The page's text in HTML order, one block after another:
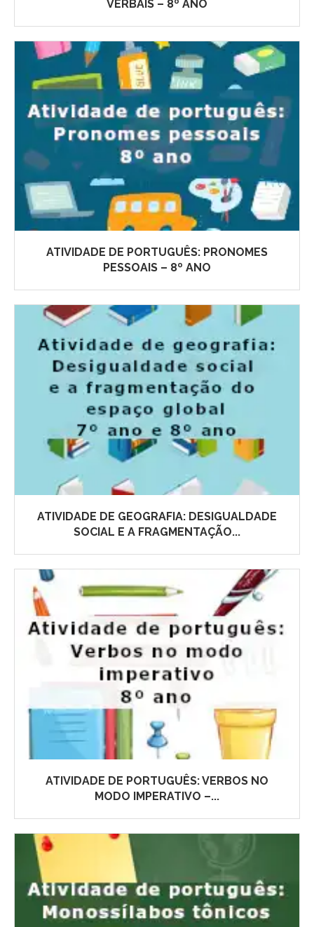
VERBAIS – 8º ANO
ATIVIDADE DE PORTUGUÊS: PRONOMES
PESSOAIS – 8º ANO
ATIVIDADE DE GEOGRAFIA: DESIGUALDADE
SOCIAL E A FRAGMENTAÇÃO...
ATIVIDADE DE PORTUGUÊS: VERBOS NO
MODO IMPERATIVO –...